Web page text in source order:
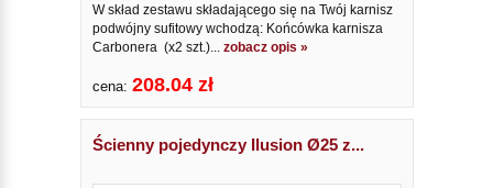
W skład zestawu składającego się na Twój karnisz
podwójny sufitowy wchodzą: Końcówka karnisza
Carbonera (x2 szt.)... zobacz opis »
cena: 208.04 zł
Ścienny pojedynczy Ilusion Ø25 z...